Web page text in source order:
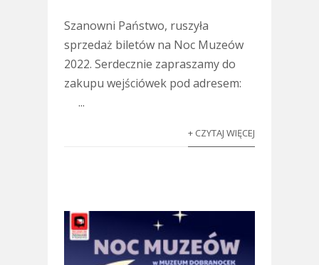
Szanowni Państwo, ruszyła
sprzedaż biletów na Noc Muzeów
2022. Serdecznie zapraszamy do
zakupu wejściówek pod adresem:
...
+ CZYTAJ WIĘCEJ